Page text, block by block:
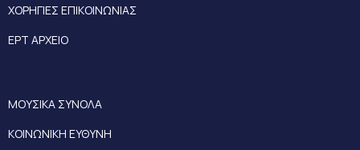
ΧΟΡΗΓΙΕΣ ΕΠΙΚΟΙΝΩΝΙΑΣ
ΕΡΤ ΑΡΧΕΙΟ
ΜΟΥΣΙΚΑ ΣΥΝΟΛΑ
ΚΟΙΝΩΝΙΚΗ ΕΥΘΥΝΗ